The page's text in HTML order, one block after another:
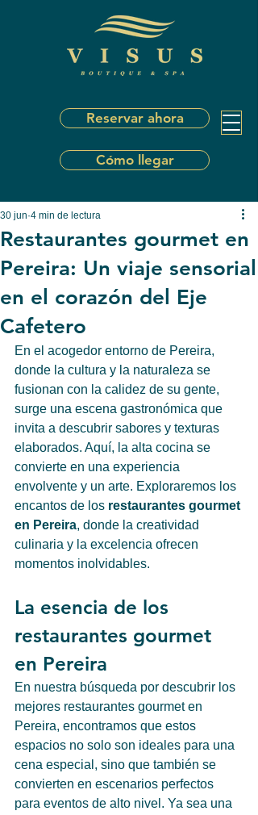
Reservar ahora
Cómo llegar
Restaurantes gourmet en
Pereira: Un viaje sensorial
en el corazón del Eje
Cafetero
30 jun 4 min de lectura
En el acogedor entorno de Pereira,
donde la cultura y la naturaleza se
fusionan con la calidez de su gente,
surge una escena gastronómica que
invita a descubrir sabores y texturas
elaborados. Aquí, la alta cocina se
convierte en una experiencia
envolvente y un arte. Exploraremos los
encantos de los restaurantes gourmet
en Pereira, donde la creatividad
culinaria y la excelencia ofrecen
momentos inolvidables.
La esencia de los
restaurantes gourmet
en Pereira
En nuestra búsqueda por descubrir los
mejores restaurantes gourmet en
Pereira, encontramos que estos
espacios no solo son ideales para una
cena especial, sino que también se
convierten en escenarios perfectos
para eventos de alto nivel. Ya sea una